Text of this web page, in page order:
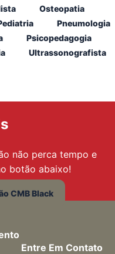
Osteopatia
Pneumologia
Psicopedagogia
Ultrassonografista
não perca tempo e
botão abaixo!
CMB Black
Entre Em Contato